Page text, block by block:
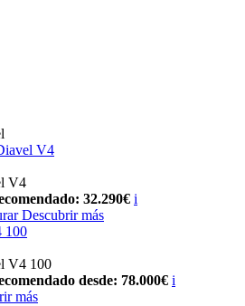
V4
V4
32.290€ i
Descubrir más
100
V4 100
desde: 78.000€ i
más